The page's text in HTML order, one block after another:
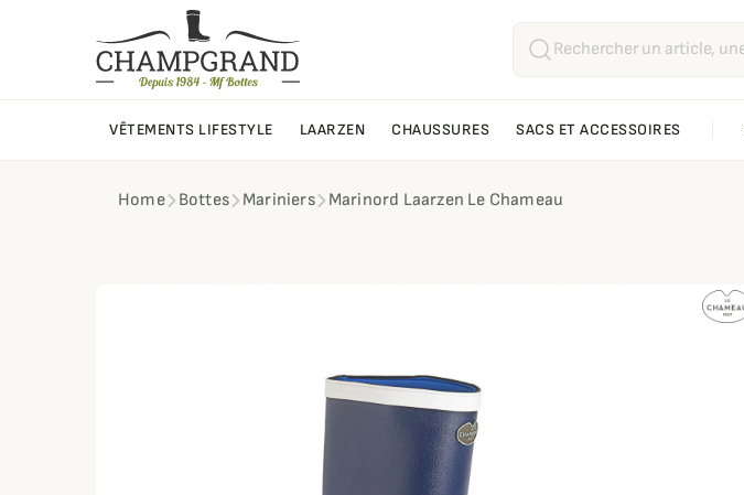
VÊTEMENTS LIFESTYLE LAARZEN CHAUSSURES SACS ET ACCESSOIRES
Home Bottes Mariniers Marinord Laarzen Le Chameau